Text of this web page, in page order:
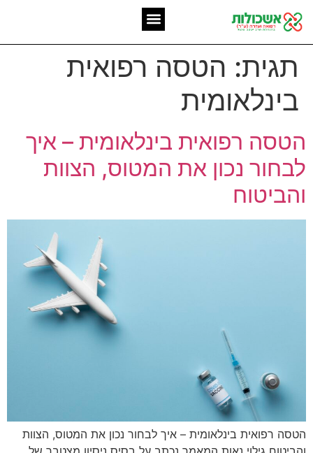
תגית: הטסה רפואית
בינלאומית
הטסה רפואית בינלאומית – איך
לבחור נכון את המטוס, הצוות
והביטוח
הטסה רפואית בינלאומית – איך לבחור נכון את המטוס, הצוות